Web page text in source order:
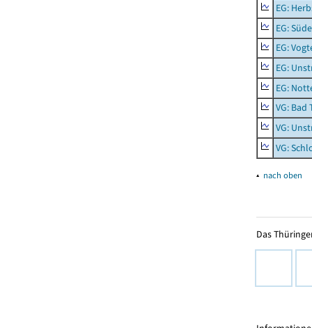
EG:
EG:
EG:
EG:
EG:
VG: Bad
VG:
VG:
▴ nach oben
Das